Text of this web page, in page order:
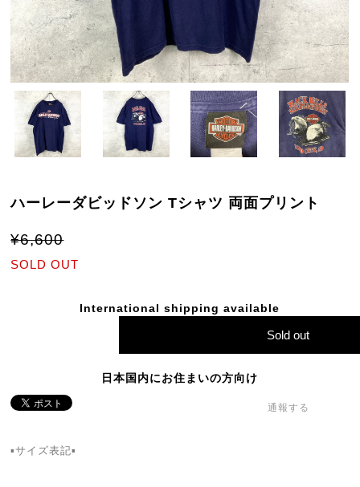
ハーレーダビッドソン Tシャツ 両面プリント
¥6,600
SOLD OUT
International shipping available
Sold out
日本国内にお住まいの方向け
通報する
▪サイズ表記▪